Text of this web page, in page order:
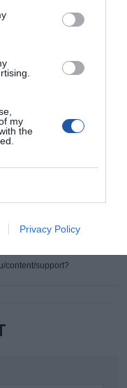
my
the
Privacy Policy
TIA/EIA568-C
różnić się w zależności od
produkcyjnym.
0
content/support?